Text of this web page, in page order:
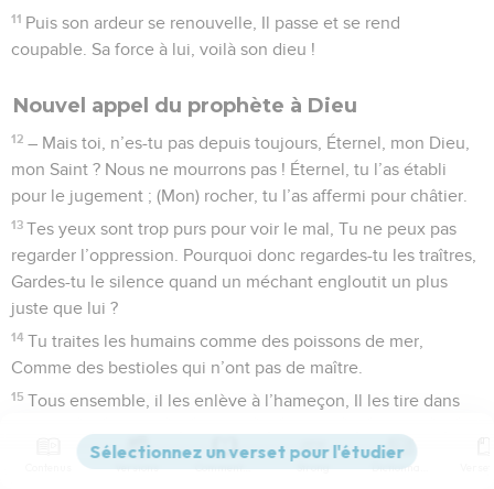
11 Puis son ardeur se renouvelle, Il passe et se rend
coupable. Sa force à lui, voilà son dieu !
Nouvel appel du prophète à Dieu
12 – Mais toi, n’es-tu pas depuis toujours, Éternel, mon Dieu,
mon Saint ? Nous ne mourrons pas ! Éternel, tu l’as établi
pour le jugement ; (Mon) rocher, tu l’as affermi pour châtier.
13 Tes yeux sont trop purs pour voir le mal, Tu ne peux pas
regarder l’oppression. Pourquoi donc regardes-tu les traîtres,
Gardes-tu le silence quand un méchant engloutit un plus
juste que lui ?
14 Tu traites les humains comme des poissons de mer,
Comme des bestioles qui n’ont pas de maître.
15 Tous ensemble, il les enlève à l’hameçon, Il les tire dans
joie et l’allégresse.
Versions Commentaires Strong